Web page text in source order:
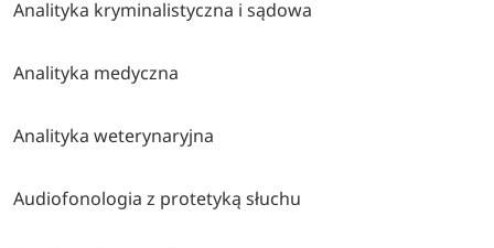
Analityka kryminalistyczna i sądowa
Analityka medyczna
Analityka weterynaryjna
Audiofonologia z protetyką słuchu